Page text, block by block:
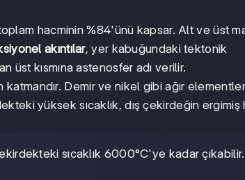
hacminin %84'ünü kapsar. Alt ve üst
akıntılar, yer kabuğundaki tektonik
kısmına astenosfer adı verilir.
katmandır. Demir ve nikel gibi ağır
yüksek sıcaklık, dış çekirdeğin ergimiş
sıcaklık 6000°C'ye kadar